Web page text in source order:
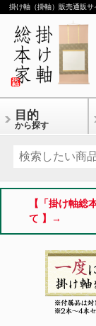
掛け軸（掛軸）販売通販サ
目的
から探す
【「掛け軸総
て 】→